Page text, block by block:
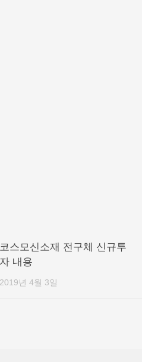
코스모신소재 전구체 신규투
자 내용
2019년 4월 3일